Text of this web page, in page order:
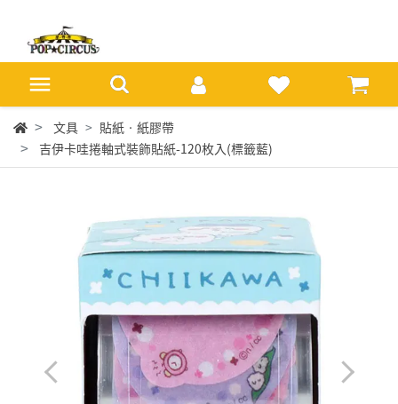
文具
貼紙‧紙膠帶
吉伊卡哇捲軸式裝飾貼紙-120枚入(標籤藍)